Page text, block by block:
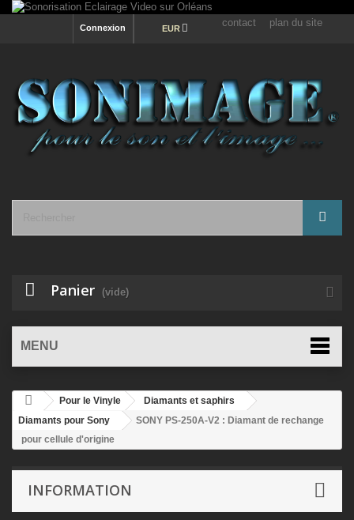
contact plan du site
EUR
Connexion
Panier (vide)
MENU
Pour le Vinyle
Diamants et saphirs
Diamants pour Sony
SONY PS-250A-V2 : Diamant de rechange
pour cellule d'origine
INFORMATION